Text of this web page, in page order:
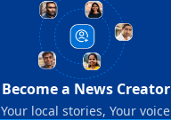
Become a News Creator
Your local stories, Your voice